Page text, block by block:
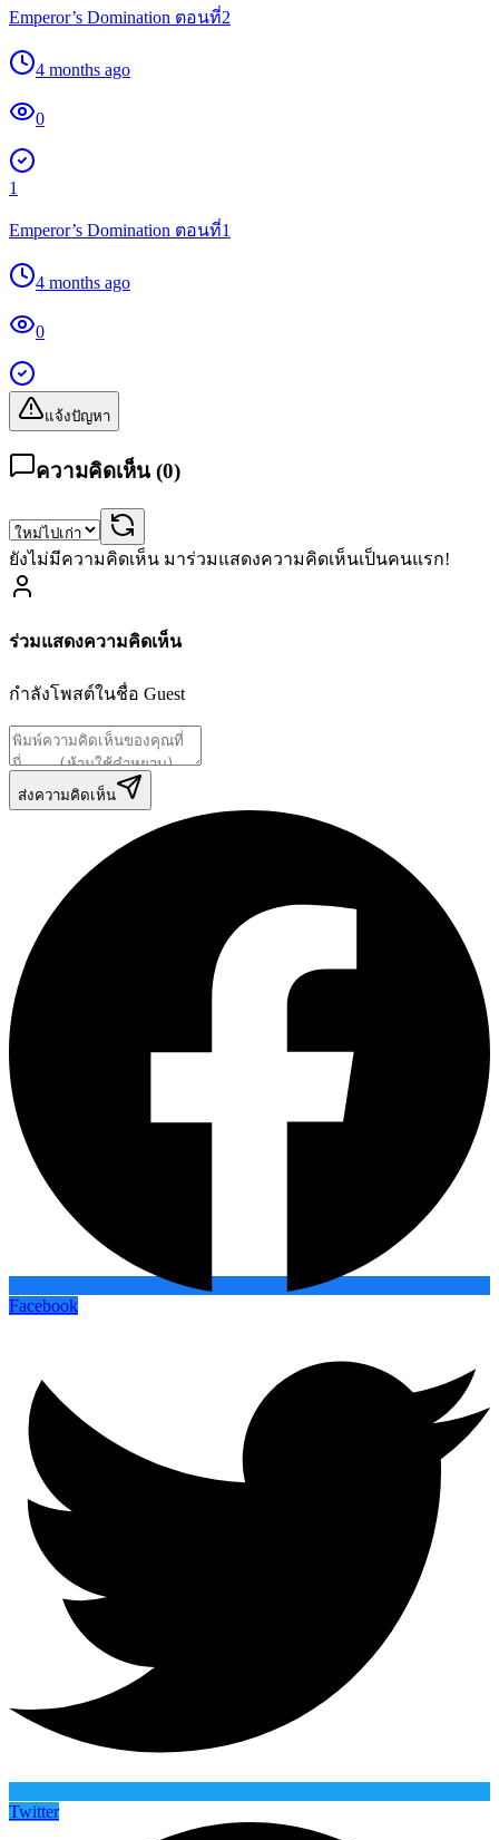
Emperor’s Domination ตอนที่2
4 months ago
0
1
Emperor’s Domination ตอนที่1
4 months ago
0
แจ้งปัญหา
ความคิดเห็น (0)
ยังไม่มีความคิดเห็น มาร่วมแสดงความคิดเห็นเป็นคนแรก!
ร่วมแสดงความคิดเห็น
กำลังโพสต์ในชื่อ Guest
ส่งความคิดเห็น
Facebook
Twitter